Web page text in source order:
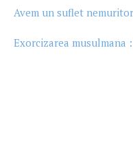
Avem un suflet
Exorcizarea musulmana